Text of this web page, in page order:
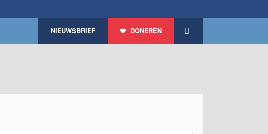
DONEREN
NIEUWSBRIEF